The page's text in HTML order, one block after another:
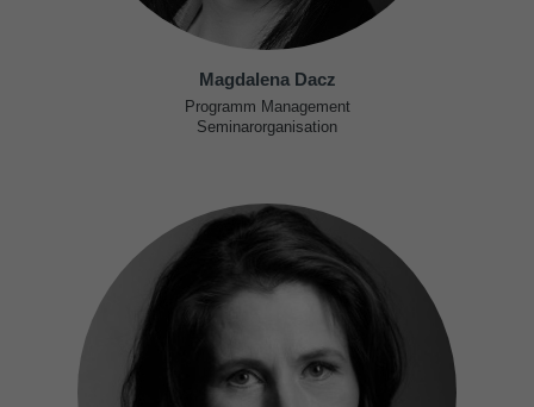
Magdalena Dacz
Programm Management
Seminarorganisation